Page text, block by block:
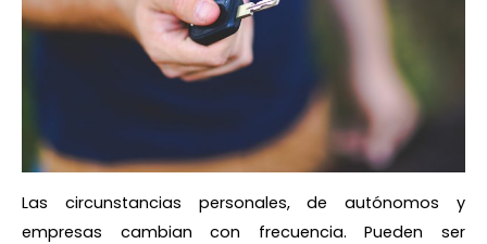
Las circunstancias personales, de autónomos y
empresas cambian con frecuencia. Pueden ser